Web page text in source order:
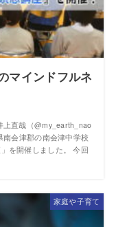
マインドフルネ
直哉（@my_earth_nao
南会津郡の南会津中学校
を開催しました。 今回
家庭や子育て